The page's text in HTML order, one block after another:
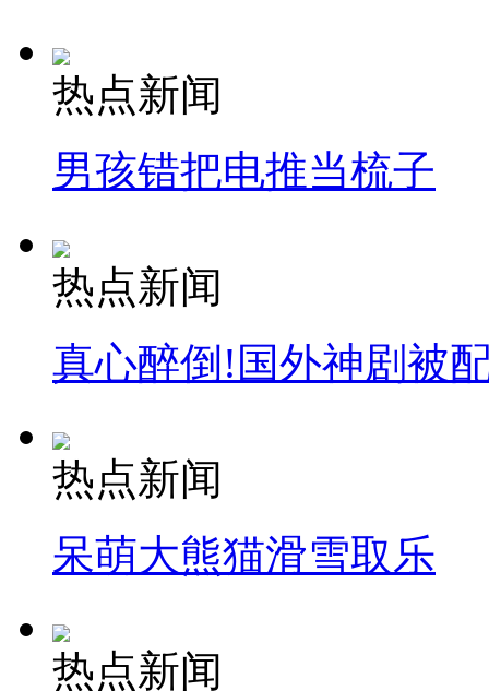
热点新闻
男孩错把电推当梳子
热点新闻
真心醉倒!国外神剧被
热点新闻
呆萌大熊猫滑雪取乐
热点新闻